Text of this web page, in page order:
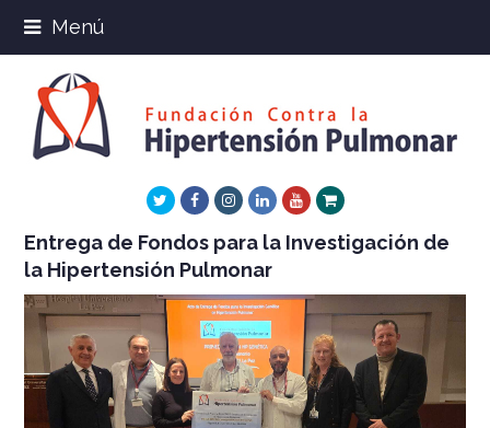
Menú
TwitterFacebookInstagram
LinkedInYoutube
Xing
Entrega de Fondos para la Investigación de
la Hipertensión Pulmonar